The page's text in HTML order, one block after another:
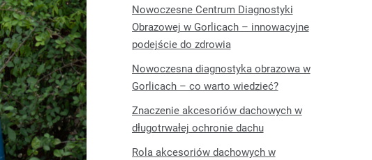
Nowoczesne Centrum Diagnostyki
Obrazowej w Gorlicach – innowacyjne
podejście do zdrowia
Nowoczesna diagnostyka obrazowa w
Gorlicach – co warto wiedzieć?
Znaczenie akcesoriów dachowych w
długotrwałej ochronie dachu
Rola akcesoriów dachowych w